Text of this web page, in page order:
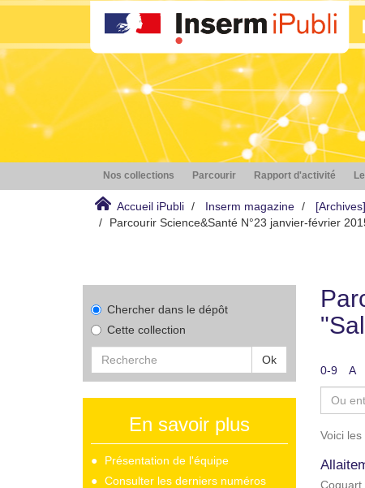
Nos collections Parcourir Rapport d'activité
Accueil iPubli Inserm magazine
Parcourir Science&Santé N°23 janvier-février
Chercher dans le dépôt
Cette collection
Ok
En savoir plus
Présentation de l'équipe
Consulter les derniers numéros
0-9 A
Voici